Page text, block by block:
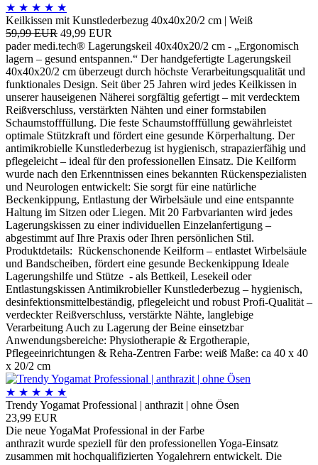
★ ★ ★ ★ ★
Keilkissen mit Kunstlederbezug 40x40x20/2 cm | Weiß
59,99 EUR 49,99 EUR
pader medi.tech® Lagerungskeil 40x40x20/2 cm - „Ergonomisch
lagern – gesund entspannen.“ Der handgefertigte Lagerungskeil
40x40x20/2 cm überzeugt durch höchste Verarbeitungsqualität und
funktionales Design. Seit über 25 Jahren wird jedes Keilkissen in
unserer hauseigenen Näherei sorgfältig gefertigt – mit verdecktem
Reißverschluss, verstärkten Nähten und einer formstabilen
Schaumstofffüllung. Die feste Schaumstofffüllung gewährleistet
optimale Stützkraft und fördert eine gesunde Körperhaltung. Der
antimikrobielle Kunstlederbezug ist hygienisch, strapazierfähig und
pflegeleicht – ideal für den professionellen Einsatz. Die Keilform
wurde nach den Erkenntnissen eines bekannten Rückenspezialisten
und Neurologen entwickelt: Sie sorgt für eine natürliche
Beckenkippung, Entlastung der Wirbelsäule und eine entspannte
Haltung im Sitzen oder Liegen. Mit 20 Farbvarianten wird jedes
Lagerungskissen zu einer individuellen Einzelanfertigung –
abgestimmt auf Ihre Praxis oder Ihren persönlichen Stil.
Produktdetails: Rückenschonende Keilform – entlastet Wirbelsäule
und Bandscheiben, fördert eine gesunde Beckenkippung Ideale
Lagerungshilfe und Stütze - als Bettkeil, Lesekeil oder
Entlastungskissen Antimikrobieller Kunstlederbezug – hygienisch,
desinfektionsmittelbeständig, pflegeleicht und robust Profi-Qualität –
verdeckter Reißverschluss, verstärkte Nähte, langlebige
Verarbeitung Auch zu Lagerung der Beine einsetzbar
Anwendungsbereiche: Physiotherapie & Ergotherapie,
Pflegeeinrichtungen & Reha-Zentren Farbe: weiß Maße: ca 40 x 40
x 20/2 cm
★ ★ ★ ★ ★
Trendy Yogamat Professional | anthrazit | ohne Ösen
23,99 EUR
Die neue YogaMat Professional in der Farbe
anthrazit wurde speziell für den professionellen Yoga-Einsatz
zusammen mit hochqualifizierten Yogalehrern entwickelt. Die